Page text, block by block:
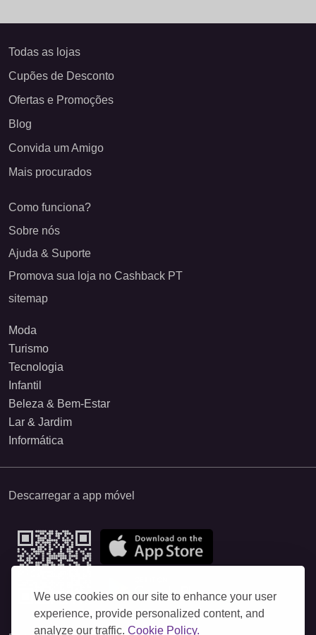
We use cookies on our site to enhance your user
experience, provide personalized content, and
analyze our traffic. Cookie Policy.
Todas as lojas
Cupões de Desconto
Ofertas e Promoções
Blog
Convida um Amigo
Mais procurados
Como funciona?
Sobre nós
Ajuda & Suporte
Promova sua loja no Cashback PT
sitemap
Moda
Turismo
Tecnologia
Infantil
Beleza & Bem-Estar
Lar & Jardim
Informática
Descarregar a app móvel